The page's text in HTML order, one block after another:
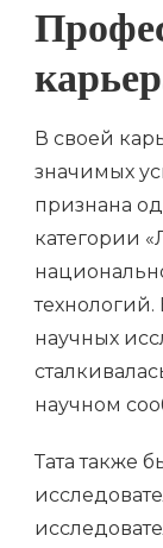
В своей
значимых
признана
категории
научных
научном
Тата также